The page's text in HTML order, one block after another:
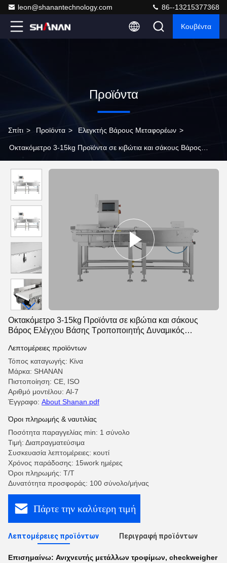
leon@shanantechnology.com 86--13215377368
Κουβέντα
Προϊόντα
Σπίτι > Προϊόντα > Ελεγκτής Βάρους Μεταφορέων >
Οκτακόμετρο 3-15kg Προϊόντα σε κιβώτια και σάκους Βάρος
απορρίπτη
Οκτακόμετρο 3-15kg Προϊόντα σε κιβώτια και σάκους
Βάρος Ελέγχου Βάσης Τροποποιητής Δυναμικός
Λεπτομέρειες προϊόντων
Τόπος καταγωγής: Κίνα
Μάρκα: SHANAN
Πιστοποίηση: CE, ISO
Αριθμό μοντέλου: Al-7
Έγγραφο: About Shanan.pdf
Όροι πληρωμής & ναυτιλίας
Ποσότητα παραγγελίας min: 1 σύνολο
Τιμή: Διαπραγματεύσιμα
Συσκευασία λεπτομέρειες: κουτί
Χρόνος παράδοσης: 15work ημέρες
Όροι πληρωμής: T/T
Δυνατότητα προσφοράς: 100 σύνολο/μήνας
Πάρτε την καλύτερη τιμή
Λεπτομέρειες προϊόντων Περιγραφή προϊόντων
Επισημαίνω: Ανιχνευτής μετάλλων τροφίμων, checkweigher